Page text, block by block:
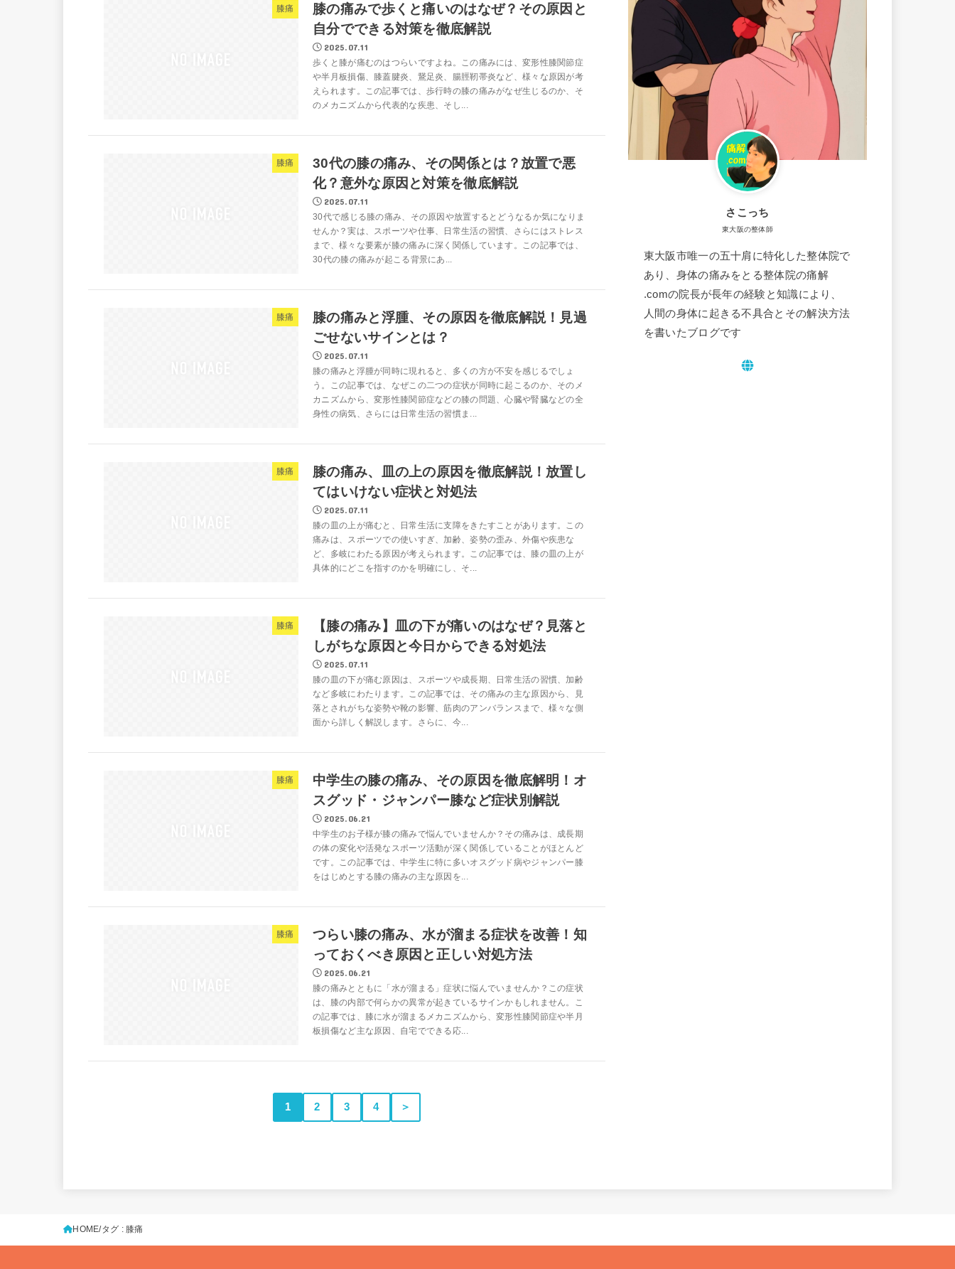
膝痛
膝の痛みで歩くと痛いのはなぜ？その原因と
自分でできる対策を徹底解説
2025.07.11
歩くと膝が痛むのはつらいですよね。この痛みには、変形性膝関節症
や半月板損傷、膝蓋腱炎、鵞足炎、腸脛靭帯炎など、様々な原因が考
えられます。この記事では、歩行時の膝の痛みがなぜ生じるのか、そ
のメカニズムから代表的な疾患、そし...
膝痛
30代の膝の痛み、その関係とは？放置で悪
化？意外な原因と対策を徹底解説
2025.07.11
30代で感じる膝の痛み、その原因や放置するとどうなるか気になりま
せんか？実は、スポーツや仕事、日常生活の習慣、さらにはストレス
まで、様々な要素が膝の痛みに深く関係しています。この記事では、
30代の膝の痛みが起こる背景にあ...
膝痛
膝の痛みと浮腫、その原因を徹底解説！見過
ごせないサインとは？
2025.07.11
膝の痛みと浮腫が同時に現れると、多くの方が不安を感じるでしょ
う。この記事では、なぜこの二つの症状が同時に起こるのか、そのメ
カニズムから、変形性膝関節症などの膝の問題、心臓や腎臓などの全
身性の病気、さらには日常生活の習慣ま...
膝痛
膝の痛み、皿の上の原因を徹底解説！放置し
てはいけない症状と対処法
2025.07.11
膝の皿の上が痛むと、日常生活に支障をきたすことがあります。この
痛みは、スポーツでの使いすぎ、加齢、姿勢の歪み、外傷や疾患な
ど、多岐にわたる原因が考えられます。この記事では、膝の皿の上が
具体的にどこを指すのかを明確にし、そ...
膝痛
【膝の痛み】皿の下が痛いのはなぜ？見落と
しがちな原因と今日からできる対処法
2025.07.11
膝の皿の下が痛む原因は、スポーツや成長期、日常生活の習慣、加齢
など多岐にわたります。この記事では、その痛みの主な原因から、見
落とされがちな姿勢や靴の影響、筋肉のアンバランスまで、様々な側
面から詳しく解説します。さらに、今...
膝痛
中学生の膝の痛み、その原因を徹底解明！オ
スグッド・ジャンパー膝など症状別解説
2025.06.21
中学生のお子様が膝の痛みで悩んでいませんか？その痛みは、成長期
の体の変化や活発なスポーツ活動が深く関係していることがほとんど
です。この記事では、中学生に特に多いオスグッド病やジャンパー膝
をはじめとする膝の痛みの主な原因を...
膝痛
つらい膝の痛み、水が溜まる症状を改善！知
っておくべき原因と正しい対処方法
2025.06.21
膝の痛みとともに「水が溜まる」症状に悩んでいませんか？この症状
は、膝の内部で何らかの異常が起きているサインかもしれません。こ
の記事では、膝に水が溜まるメカニズムから、変形性膝関節症や半月
板損傷など主な原因、自宅でできる応...
1 2 3 4 ＞
さこっち
東大阪の整体師
東大阪市唯一の五十肩に特化した整体院で
あり、身体の痛みをとる整体院の痛解
.comの院長が長年の経験と知識により、
人間の身体に起きる不具合とその解決方法
を書いたブログです
HOME タグ : 膝痛